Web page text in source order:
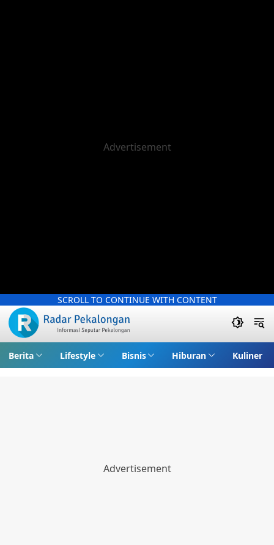
SCROLL TO CONTINUE WITH CONTENT
Berita Lifestyle Bisnis Hiburan Kuliner